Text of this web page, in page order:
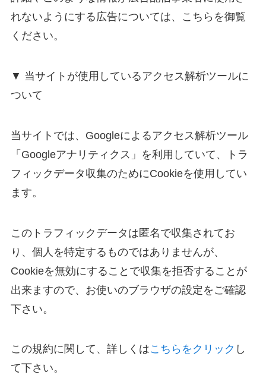
れないようにする広告については、こちらを御覧
ください。
▼ 当サイトが使用しているアクセス解析ツールに
ついて
当サイトでは、Googleによるアクセス解析ツール
「Googleアナリティクス」を利用していて、トラ
フィックデータ収集のためにCookieを使用してい
ます。
このトラフィックデータは匿名で収集されてお
り、個人を特定するものではありませんが、
Cookieを無効にすることで収集を拒否することが
出来ますので、お使いのブラウザの設定をご確認
下さい。
この規約に関して、詳しくはこちらをクリック し
て下さい。